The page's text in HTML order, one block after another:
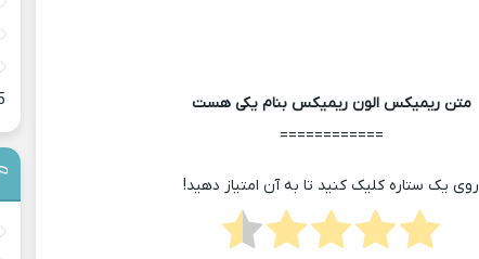
متن ریمیکس الون ریمیکس بنام یکی هست
============
روی یک ستاره کلیک کنید تا به آن امتیاز دهید!